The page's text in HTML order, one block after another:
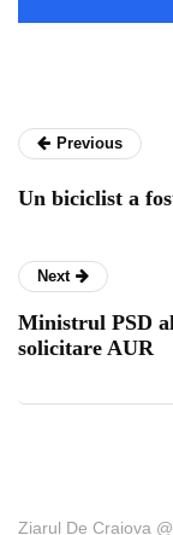
Previous
Un biciclist a
Next
Ministrul PSD
solicitare AUR
Ziarul De Craiova